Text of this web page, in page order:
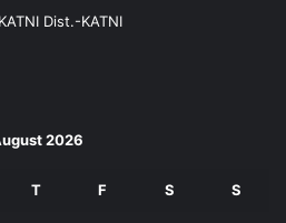
Dist.-KATNI
2026
T F S S